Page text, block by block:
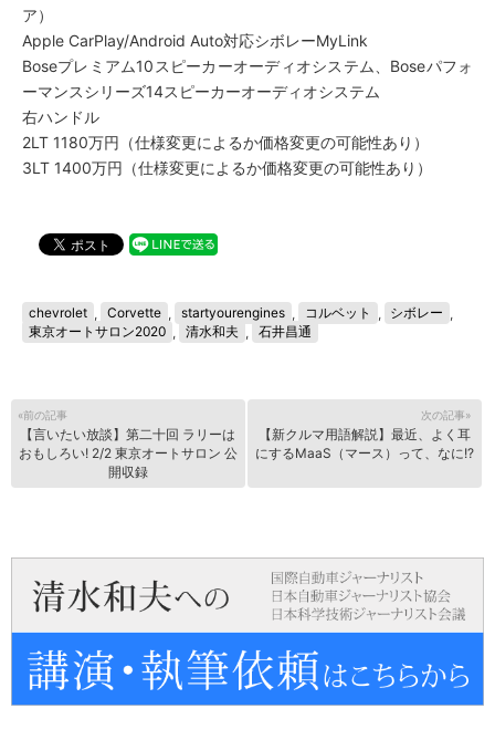
ア）
Apple CarPlay/Android Auto対応シボレーMyLink
Boseプレミアム10スピーカーオーディオシステム、Boseパフォ
ーマンスシリーズ14スピーカーオーディオシステム
右ハンドル
2LT 1180万円（仕様変更によるか価格変更の可能性あり）
3LT 1400万円（仕様変更によるか価格変更の可能性あり）
chevrolet , Corvette , startyourengines , コルベット , シボレー ,
東京オートサロン2020 , 清水和夫 , 石井昌通
«前の記事
【言いたい放談】第二十回 ラリーは
おもしろい! 2/2 東京オートサロン 公
開収録
次の記事»
【新クルマ用語解説】最近、よく耳
にするMaaS（マース）って、なに!?